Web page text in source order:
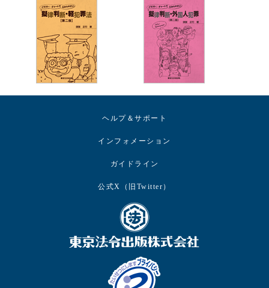
ヘルプ＆サポート
インフォメーション
ガイドライン
公式X（旧Twitter）